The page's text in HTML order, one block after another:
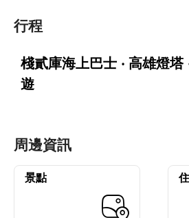
行程
棧貳庫海上巴士 ‧ 高雄燈塔
遊
周邊資訊
景點